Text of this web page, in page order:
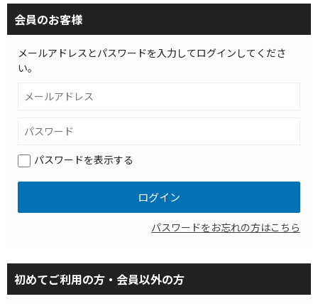
会員のお客様
メールアドレスとパスワードを入力してログインしてくださ
い。
パスワードを表示する
パスワードをお忘れの方はこちら
初めてご利用の方・会員以外の方